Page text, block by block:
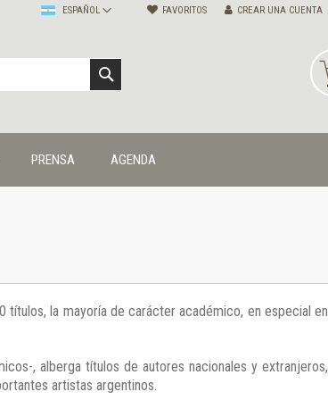
FAVORITOS CREAR UNA CUENTA
ESPAÑOL
PRENSA AGENDA
títulos, la mayoría de carácter académico, en especial en
, alberga títulos de autores nacionales y extranjeros,
artistas argentinos.